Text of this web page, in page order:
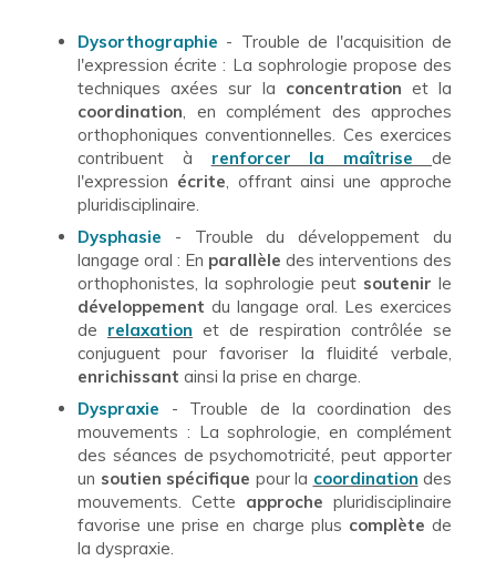
Dysorthographie - Trouble de l'acquisition de
l'expression écrite : La sophrologie propose des
techniques axées sur la concentration et la
coordination, en complément des approches
orthophoniques conventionnelles. Ces exercices
contribuent à renforcer la maîtrisede
l'expression écrite, offrant ainsi une approche
pluridisciplinaire.
Dysphasie - Trouble du développement du
langage oral : En parallèle des interventions des
orthophonistes, la sophrologie peut soutenir le
développement du langage oral. Les exercices
de relaxation et de respiration contrôlée se
conjuguent pour favoriser la fluidité verbale,
enrichissant ainsi la prise en charge.
Dyspraxie - Trouble de la coordination des
mouvements : La sophrologie, en complément
des séances de psychomotricité, peut apporter
un soutien spécifique pour la coordination des
mouvements. Cette approche pluridisciplinaire
favorise une prise en charge plus complète de
la dyspraxie.